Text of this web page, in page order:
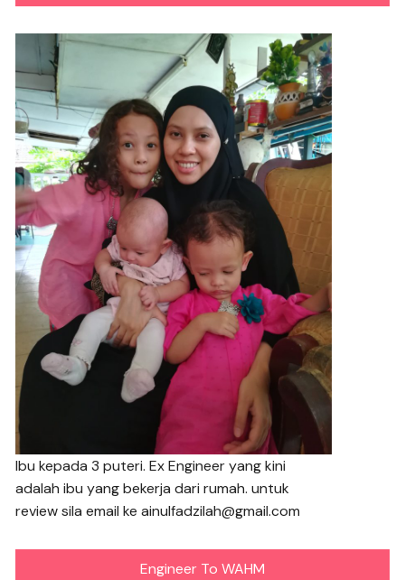
Ibu kepada 3 puteri. Ex Engineer yang kini
adalah ibu yang bekerja dari rumah. untuk
review sila email ke ainulfadzilah@gmail.com
Engineer To WAHM